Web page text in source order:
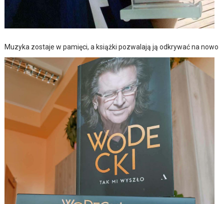
Muzyka zostaje w pamięci, a książki pozwalają ją odkrywać na nowo